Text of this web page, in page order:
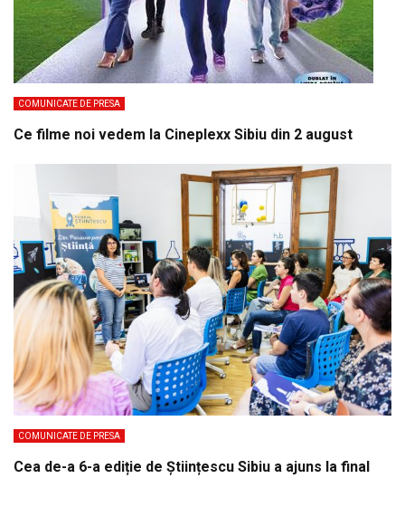
COMUNICATE DE PRESA
Ce filme noi vedem la Cineplexx Sibiu din 2 august
COMUNICATE DE PRESA
Cea de-a 6-a ediție de Științescu Sibiu a ajuns la final